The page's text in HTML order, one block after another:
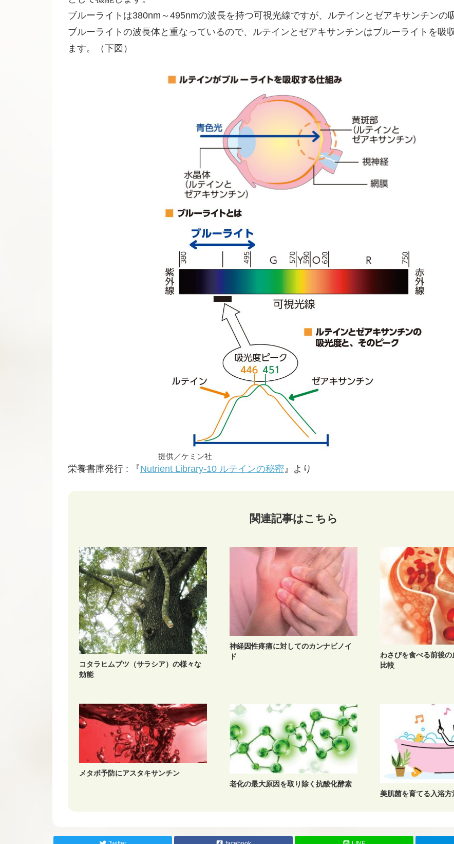
ブルーライトは380nm～495nmの波長を持つ可視光線ですが、ルテインとゼアキサンチンの
ブルーライトの波長体と重なっているので、ルテインとゼアキサンチンはブルーライトを吸
ます。（下図）
提供／ケミン社
栄養書庫発行 : 『Nutrient Library-10 ルテインの秘密 』より
関連記事はこちら
コタラヒムブツ（サラシア）の様々な
効能
神経因性疼痛に対してのカンナビノイ
ド
わさびを食べる前後
比較
メタボ予防にアスタキサンチン
老化の最大原因を取り除く抗酸化酵素
美肌菌を育てる入浴方